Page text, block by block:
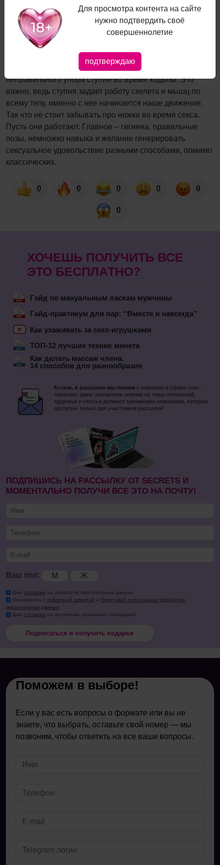
Заключение
Сам по себе футджоб поможет развить ступни, придать
мышцам силу и нужный тонус, включить в работу те
мышцы, которые ослаблены из-за ношения каблуков,
неправильного упора ступни во время ходьбы. Это
важно, ведь ступня задает работу скелета и мышц по
всему телу, именно с нее начинается наше движение.
Так что не стоит забывать про ножки во время секса.
Пусть они работают. Главное – гигиена, правильные
позы, немножко навыка и желание генерировать
сексуальное удовольствие разными способами, помимо
классических.
0 0 0 0 0
0
ХОЧЕШЬ ПОЛУЧИТЬ ВСЕ
ЭТО БЕСПЛАТНО?
Гайд по мануальным ласкам мужчины
Гайд-практикум для пар: “Вместе и навсегда”
Как ухаживать за секс-игрушками
ТОП-12 лучших техник минета
Как делать массаж члена.
14 способов для разнообразия
Кстати, в рассылке мы пишем о новинках в сфере секс-
тематики, даем экспертное мнение на темы отношений,
здоровья и секса и делимся тренингами-новинками, которые
доступны только для участников рассылки!
ПОДПИШИСЬ НА РАССЫЛКУ ОТ SECRETS И
МОМЕНТАЛЬНО ПОЛУЧИ ВСЕ ЭТО НА ПОЧТУ!
Ваш пол: М Ж
Даю согласие на обработку персональных данных
Ознакомлен с публичной офертой и Политикой в отношении обработки
персональных данных.
Даю согласие на получение рекламных сообщений
Подписаться и получить подарки
Поможем в выборе!
Если у вас есть вопросы о формате или вы не
знаете, что выбрать, оставьте свой номер — мы
позвоним, чтобы ответить на все ваши вопросы.
Для просмотра контента на сайте
нужно подтвердить своё
совершеннолетие
подтверждаю